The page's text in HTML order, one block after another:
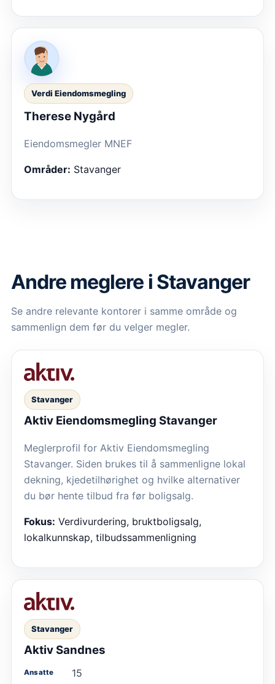
Verdi Eiendomsmegling
Therese Nygård
Eiendomsmegler MNEF
Områder: Stavanger
Andre meglere i Stavanger
Se andre relevante kontorer i samme område og
sammenlign dem før du velger megler.
Stavanger
Aktiv Eiendomsmegling Stavanger
Meglerprofil for Aktiv Eiendomsmegling
Stavanger. Siden brukes til å sammenligne lokal
dekning, kjedetilhørighet og hvilke alternativer
du bør hente tilbud fra før boligsalg.
Fokus: Verdivurdering, bruktboligsalg,
lokalkunnskap, tilbudssammenligning
Stavanger
Aktiv Sandnes
Ansatte 15